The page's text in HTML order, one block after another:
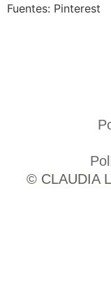
Fuentes: Pinterest
© CLAUDIA